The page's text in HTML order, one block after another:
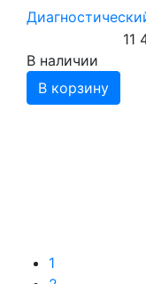
11
В наличии
В корзину
1